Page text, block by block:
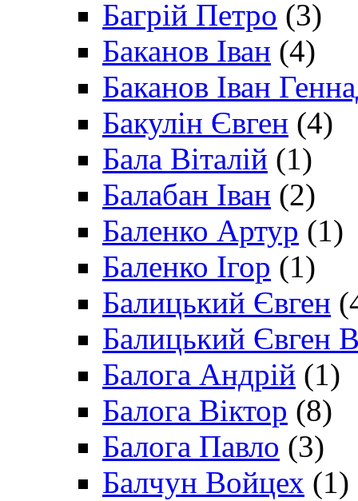
Багрій Петро (3)
Баканов Іван (4)
Баканов Іван
Бакулін Євген (4)
Бала Віталій (1)
Балабан Іван (2)
Баленко Артур (1)
Баленко Ігор (1)
Балицький Євген
Балицький Євген
Балога Андрій (1)
Балога Віктор (8)
Балога Павло (3)
Балчун Войцех (1)